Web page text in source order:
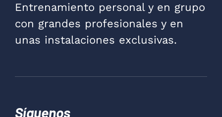
Entrenamiento personal y en grupo
con grandes profesionales y en
unas instalaciones exclusivas.
Síguenos